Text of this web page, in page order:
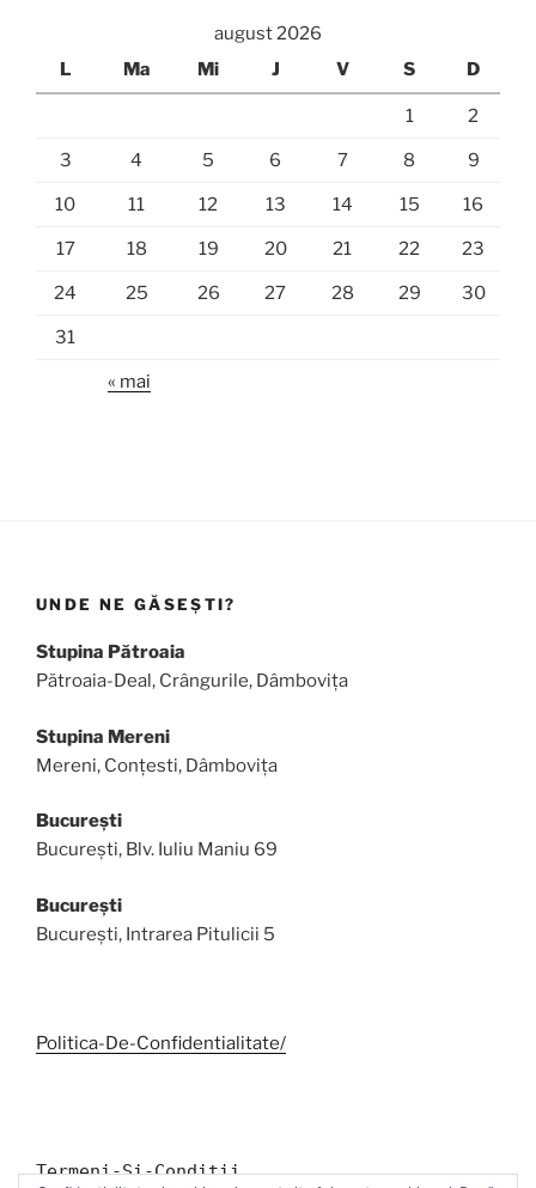
august 2026
L
Ma Mi J V S D
1 2
3 4 5 6 7 8 9
10 11 12 13 14 15 16
17 18 19 20 21 22 23
24 25 26 27 28 29 30
31
« mai
UNDE NE GĂSEȘTI?
Stupina Pătroaia
Pătroaia-Deal, Crângurile, Dâmbovița
Stupina Mereni
Mereni, Conțesti, Dâmbovița
București
București, Blv. Iuliu Maniu 69
București
București, Intrarea Pitulicii 5
Politica-De-Confidentialitate/
Termeni-Si-Conditii